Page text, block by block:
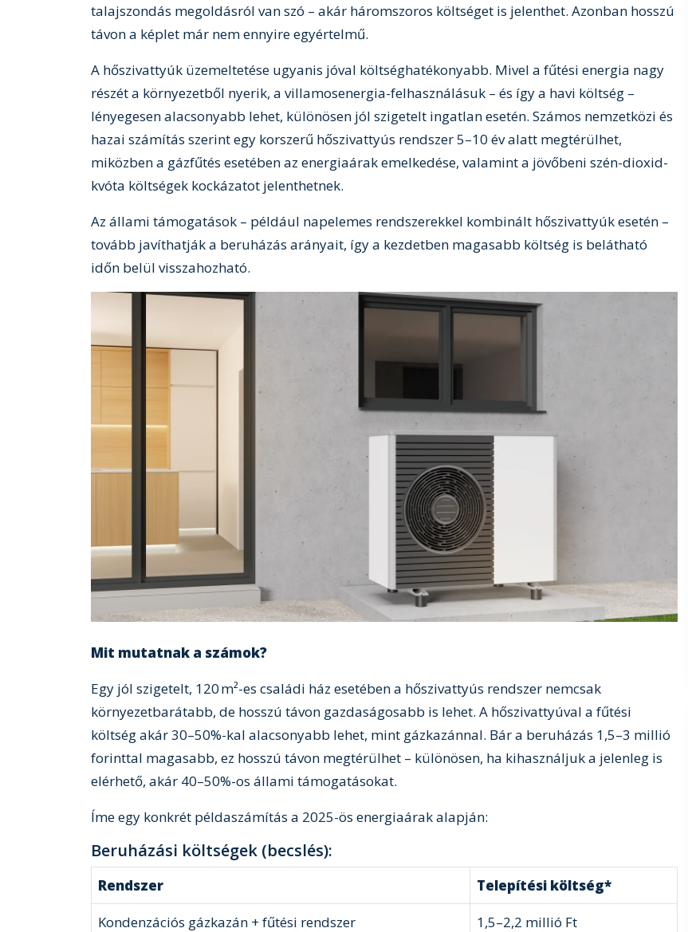
talajszondás megoldásról van szó – akár háromszoros költséget is jelenthet. Azonban hosszú
távon a képlet már nem ennyire egyértelmű.
A hőszivattyúk üzemeltetése ugyanis jóval költséghatékonyabb. Mivel a fűtési energia nagy
részét a környezetből nyerik, a villamosenergia-felhasználásuk – és így a havi költség –
lényegesen alacsonyabb lehet, különösen jól szigetelt ingatlan esetén. Számos nemzetközi és
hazai számítás szerint egy korszerű hőszivattyús rendszer 5–10 év alatt megtérülhet,
miközben a gázfűtés esetében az energiaárak emelkedése, valamint a jövőbeni szén-dioxid-
kvóta költségek kockázatot jelenthetnek.
Az állami támogatások – például napelemes rendszerekkel kombinált hőszivattyúk esetén –
tovább javíthatják a beruházás arányait, így a kezdetben magasabb költség is belátható
időn belül visszahozható.
Mit mutatnak a számok?
Egy jól szigetelt, 120 m²-es családi ház esetében a hőszivattyús rendszer nemcsak
környezetbarátabb, de hosszú távon gazdaságosabb is lehet. A hőszivattyúval a fűtési
költség akár 30–50%-kal alacsonyabb lehet, mint gázkazánnal. Bár a beruházás 1,5–3 millió
forinttal magasabb, ez hosszú távon megtérülhet – különösen, ha kihasználjuk a jelenleg is
elérhető, akár 40–50%-os állami támogatásokat.
Íme egy konkrét példaszámítás a 2025-ös energiaárak alapján:
Beruházási költségek (becslés):
Rendszer
Telepítési költség*
Kondenzációs gázkazán + fűtési rendszer
1,5–2,2 millió Ft